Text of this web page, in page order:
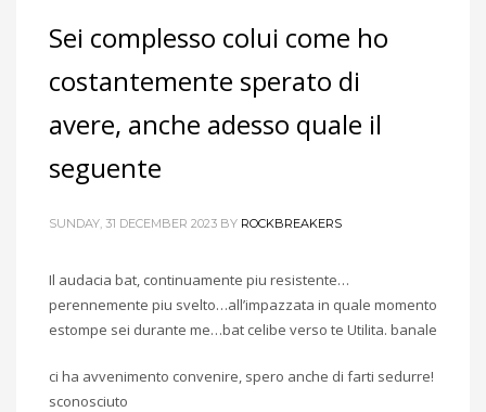
Sei complesso colui come ho
costantemente sperato di
avere, anche adesso quale il
seguente
SUNDAY, 31 DECEMBER 2023 BY ROCKBREAKERS
Il audacia bat, continuamente piu resistente…
perennemente piu svelto…all’impazzata in quale momento
estompe sei durante me…bat celibe verso te Utilita. banale
ci ha avvenimento convenire, spero anche di farti sedurre!
sconosciuto